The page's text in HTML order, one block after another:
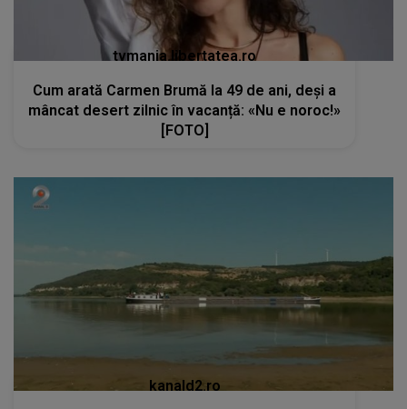
Seceta extremă transformă peisajul
Dunării și amenință comunitățile locale